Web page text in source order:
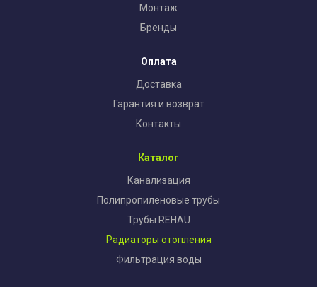
Монтаж
Бренды
Оплата
Доставка
Гарантия и возврат
Контакты
Каталог
Канализация
Полипропиленовые трубы
Трубы REHAU
Радиаторы отопления
Фильтрация воды